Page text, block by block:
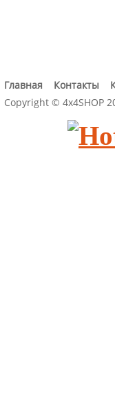
Главная Контакты
Copyright © 4x4SHOP